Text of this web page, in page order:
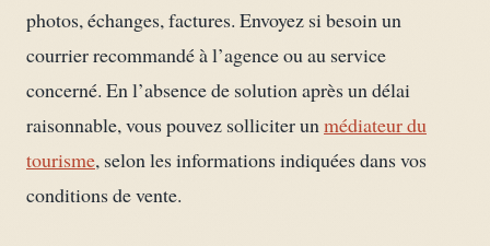
photos, échanges, factures. Envoyez si besoin un
courrier recommandé à l’agence ou au service
concerné. En l’absence de solution après un délai
raisonnable, vous pouvez solliciter unmédiateur du
tourisme, selon les informations indiquées dans vos
conditions de vente.